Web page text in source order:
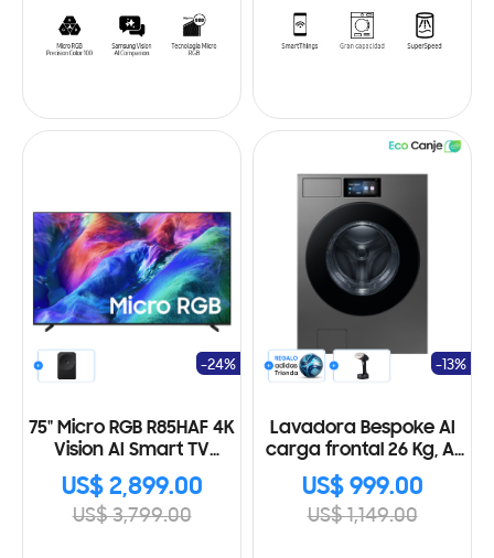
75" Micro RGB R85HAF 4K
Vision AI Smart TV
(2026)
US$ 2,899.00
US$ 3,799.00
-24%
Lavadora Bespoke AI
carga frontal 26 Kg, AI
Home y AI OptiWash+™
US$ 999.00
US$ 1,149.00
-13%